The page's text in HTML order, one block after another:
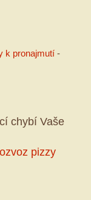
k pronajmutí -
chybí Vaše
pizzy